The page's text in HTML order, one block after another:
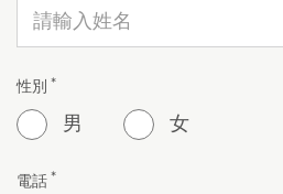
性別 *
男 女
電話 *